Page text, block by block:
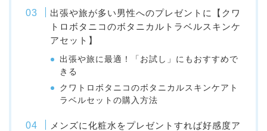
出張や旅が多い男性へのプレゼントに【クワ
トロボタニコのボタニカルトラベルスキンケ
アセット】
出張や旅に最適！「お試し」にもおすすめで
きる
クワトロボタニコのボタニカルスキンケアト
ラベルセットの購入方法
メンズに化粧水をプレゼントすれば好感度ア